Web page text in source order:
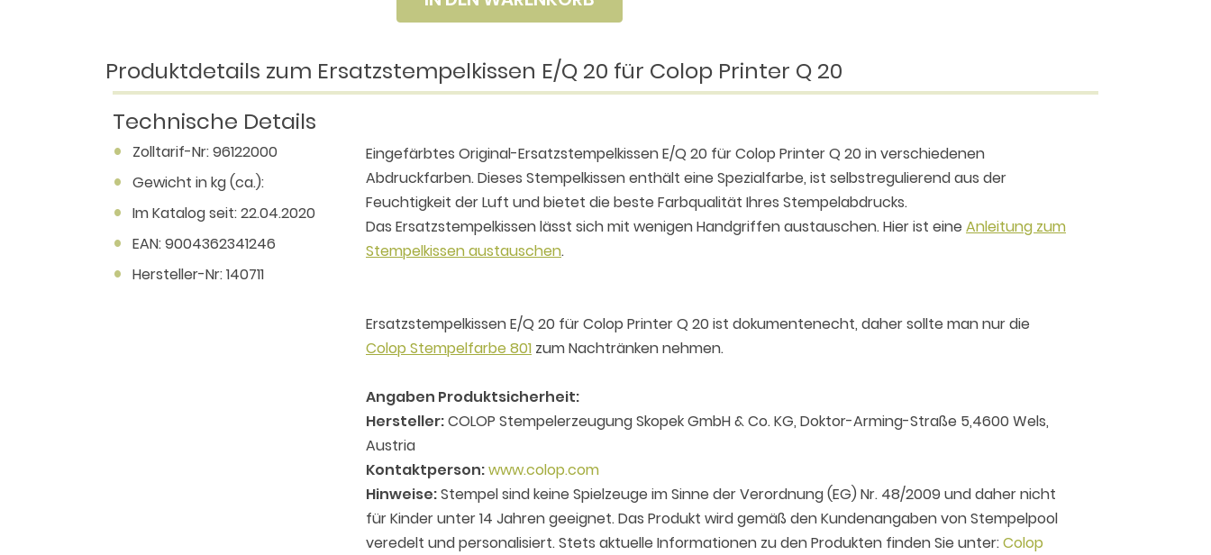
Produktdetails zum Ersatzstempelkissen E/Q 20 für Colop Printer Q 20
Technische Details
Zolltarif-Nr: 96122000
Gewicht in kg (ca.):
Im Katalog seit: 22.04.2020
EAN: 9004362341246
Hersteller-Nr: 140711
Eingefärbtes Original-Ersatzstempelkissen E/Q 20 für Colop Printer Q 20 in verschiedenen
Abdruckfarben. Dieses Stempelkissen enthält eine Spezialfarbe, ist selbstregulierend aus der
Feuchtigkeit der Luft und bietet die beste Farbqualität Ihres Stempelabdrucks.
Das Ersatzstempelkissen lässt sich mit wenigen Handgriffen austauschen. Hier ist eine Anleitung zum
Stempelkissen austauschen.
Ersatzstempelkissen E/Q 20 für Colop Printer Q 20 ist dokumentenecht, daher sollte man nur die
Colop Stempelfarbe 801 zum Nachtränken nehmen.
Angaben Produktsicherheit:
Hersteller:COLOP Stempelerzeugung Skopek GmbH & Co. KG, Doktor-Arming-Straße 5,4600 Wels,
Austria
Kontaktperson:www.colop.com
Hinweise:Stempel sind keine Spielzeuge im Sinne der Verordnung (EG) Nr. 48/2009 und daher nicht
für Kinder unter 14 Jahren geeignet. Das Produkt wird gemäß den Kundenangaben von Stempelpool
veredelt und personalisiert. Stets aktuelle Informationen zu den Produkten finden Sie unter:Colop